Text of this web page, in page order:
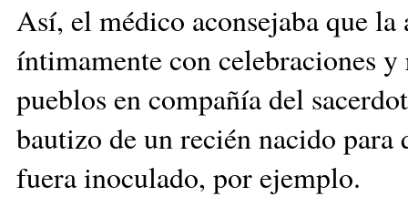
Así, el médico acon­se­ja­ba que
íntimamente con celebraciones
pueblos en com­pañía del
bautizo de un recién nacido
fuera inoculado, por ejemplo.